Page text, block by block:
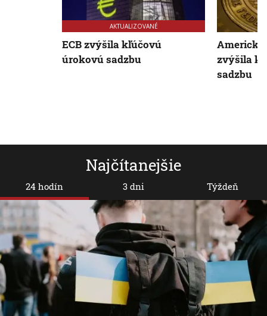
Najčítanejšie
24 hodín 3 dni Týždeň
AKTUALIZOVANÉ
ECB zvýšila kľúčovú
úrokovú sadzbu
zvýšila
sadzbu